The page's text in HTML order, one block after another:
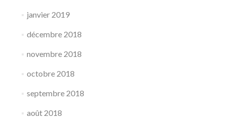
janvier 2019
décembre 2018
novembre 2018
octobre 2018
septembre 2018
août 2018